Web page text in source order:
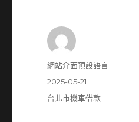
作
網站介面預設語言
發
佈
2025-05-21
分
台北市機車借款